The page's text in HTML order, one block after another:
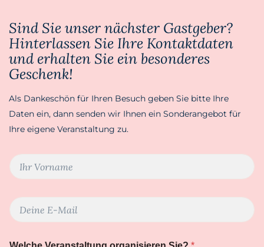
Sind Sie unser nächster Gastgeber?
Hinterlassen Sie Ihre Kontaktdaten
und erhalten Sie ein besonderes
Geschenk!
Als Dankeschön für Ihren Besuch geben Sie bitte Ihre
Daten ein, dann senden wir Ihnen ein Sonderangebot für
Ihre eigene Veranstaltung zu.
e
i
r
s
e
h
o
r
E
-